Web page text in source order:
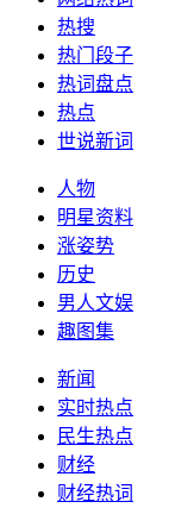
热搜
热门段子
热词盘点
热点
世说新词
人物
明星资料
涨姿势
历史
男人文娱
趣图集
新闻
实时热点
民生热点
财经
财经热词